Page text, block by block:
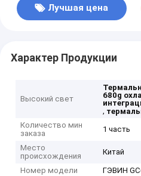
Лучшая цена
Характер Продукции
Высокий свет
680g
,
Количество мин
заказа
1 часть
Место
происхождения
Китай
Номер модели
ГЭВИН